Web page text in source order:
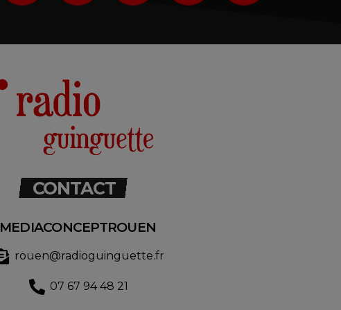
CONTACT
MEDIACONCEPTROUEN
rouen@radioguinguette.fr
07 67 94 48 21